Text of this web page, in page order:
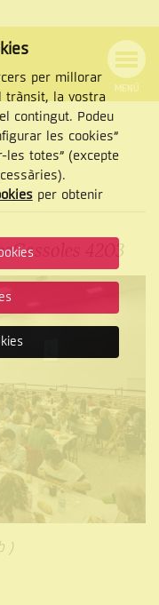
MENÚ
4203
)
per millorar
trànsit, la vostra
contingut. Podeu
les cookies”
les totes” (excepte
per obtenir